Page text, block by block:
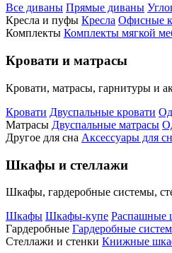
Все диваны Прямые диваны
Кресла и пуфы Кресла Офисные
Комплекты Комплекты мягкой
Кровати и матрасы
Кровати, матрасы, гарнитуры и
Кровати Двуспальные кровати
Матрасы Двуспальные матрасы
Другое для сна Аксессуары для
Шкафы и стеллажи
Шкафы, гардеробные системы,
Шкафы Шкафы-купе Распашные
Гардеробные Гардеробные
Стеллажи и стенки Книжные